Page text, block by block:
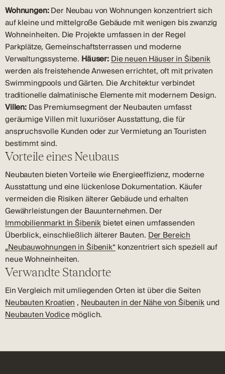
Wohnungen:Der Neubau von Wohnungen konzentriert sich
auf kleine und mittelgroße Gebäude mit wenigen bis zwanzig
Wohneinheiten. Die Projekte umfassen in der Regel
Parkplätze, Gemeinschaftsterrassen und moderne
Verwaltungssysteme. Häuser: Die neuen Häuser in Šibenik
werden als freistehende Anwesen errichtet, oft mit privaten
Swimmingpools und Gärten. Die Architektur verbindet
traditionelle dalmatinische Elemente mit modernem Design.
Villen:Das Premiumsegment der Neubauten umfasst
geräumige Villen mit luxuriöser Ausstattung, die für
anspruchsvolle Kunden oder zur Vermietung an Touristen
bestimmt sind.
Vorteile eines Neubaus
Neubauten bieten Vorteile wie Energieeffizienz, moderne
Ausstattung und eine lückenlose Dokumentation. Käufer
vermeiden die Risiken älterer Gebäude und erhalten
Gewährleistungen der Bauunternehmen. Der
Immobilienmarkt in Šibenik bietet einen umfassenden
Überblick, einschließlich älterer Bauten. Der Bereich
„Neubauwohnungen in Šibenik“ konzentriert sich speziell auf
neue Wohneinheiten.
Verwandte Standorte
Ein Vergleich mit umliegenden Orten ist über die Seiten
Neubauten Kroatien , Neubauten in der Nähe von Šibenikund
Neubauten Vodicemöglich.